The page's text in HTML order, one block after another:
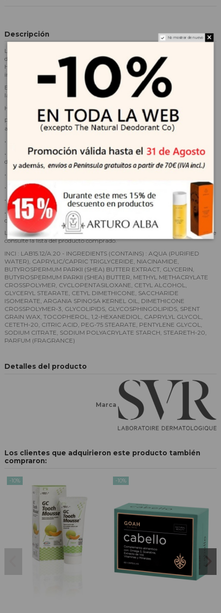
Descripción
Las personas con tendencia acneica bajo tratamiento tienen la piel seca y
debilitada. Para compensar los efectos del tratamiento, SEBIACLEAR
HYDRA aporta comodidad e hidratación a diario, mientras combate las
imperfecciones y las marcas.
Este tratamiento a pH fisiológico es adecuado para todas las pieles, incluso
las más sensibles.
Hipoalergénico, no comedogénico.
Piel hidratada gracias a una concentración muy alta de ingredientes
activos:
• 21% fase emoliente para una piel ultra hidratada, de las cuales:
• 8% Ceramidas Omega: Regulan la sequedad de la piel: rugosidad,
descamación y sequedad. Restauran la barrera protectora de la piel.
• Azúcares hidrófilos: Hidratante 72 horas.
• 5% Niacinamida: Doble acción.
• Acción anti-marcas oscuras y rojas.
• Disminución de la proliferación bacteriana. Elimina las imperfecciones
causadas por la inflamación.
La lista de ingredientes puede estar sujeta a cambios, le recomendamos que
consulte la lista del producto comprado.
INCI : LAB15.12/A.20 - INGREDIENTS (CONTAINS) : AQUA (PURIFIED
WATER), CAPRYLIC/CAPRIC TRIGLYCERIDE, NIACINAMIDE,
BUTYROSPERMUM PARKII (SHEA) BUTTER EXTRACT, GLYCERIN,
BUTYROSPERMUM PARKII (SHEA) BUTTER, METHYL METHACRYLATE
CROSSPOLYMER, CYCLOPENTASILOXANE, CETYL ALCOHOL,
GLYCERYL STEARATE, CETYL DIMETHICONE, SACCHARIDE
ISOMERATE, ARGANIA SPINOSA KERNEL OIL, DIMETHICONE
CROSSPOLYMER-3, GLYCOLIPIDS, GLYCOSPHINGOLIPIDS, SPENT
GRAIN WAX, TOCOPHEROL, 1,2-HEXANEDIOL, CAPRYLYL GLYCOL,
CETETH-20, CITRIC ACID, PEG-75 STEARATE, PENTYLENE GLYCOL,
SODIUM CITRATE, SODIUM POLYACRYLATE STARCH, STEARETH-20,
PARFUM (FRAGRANCE)
Detalles del producto
Marca
Los clientes que adquirieron este producto también
compraron:
-10% -10%
No mostrar de nuevo